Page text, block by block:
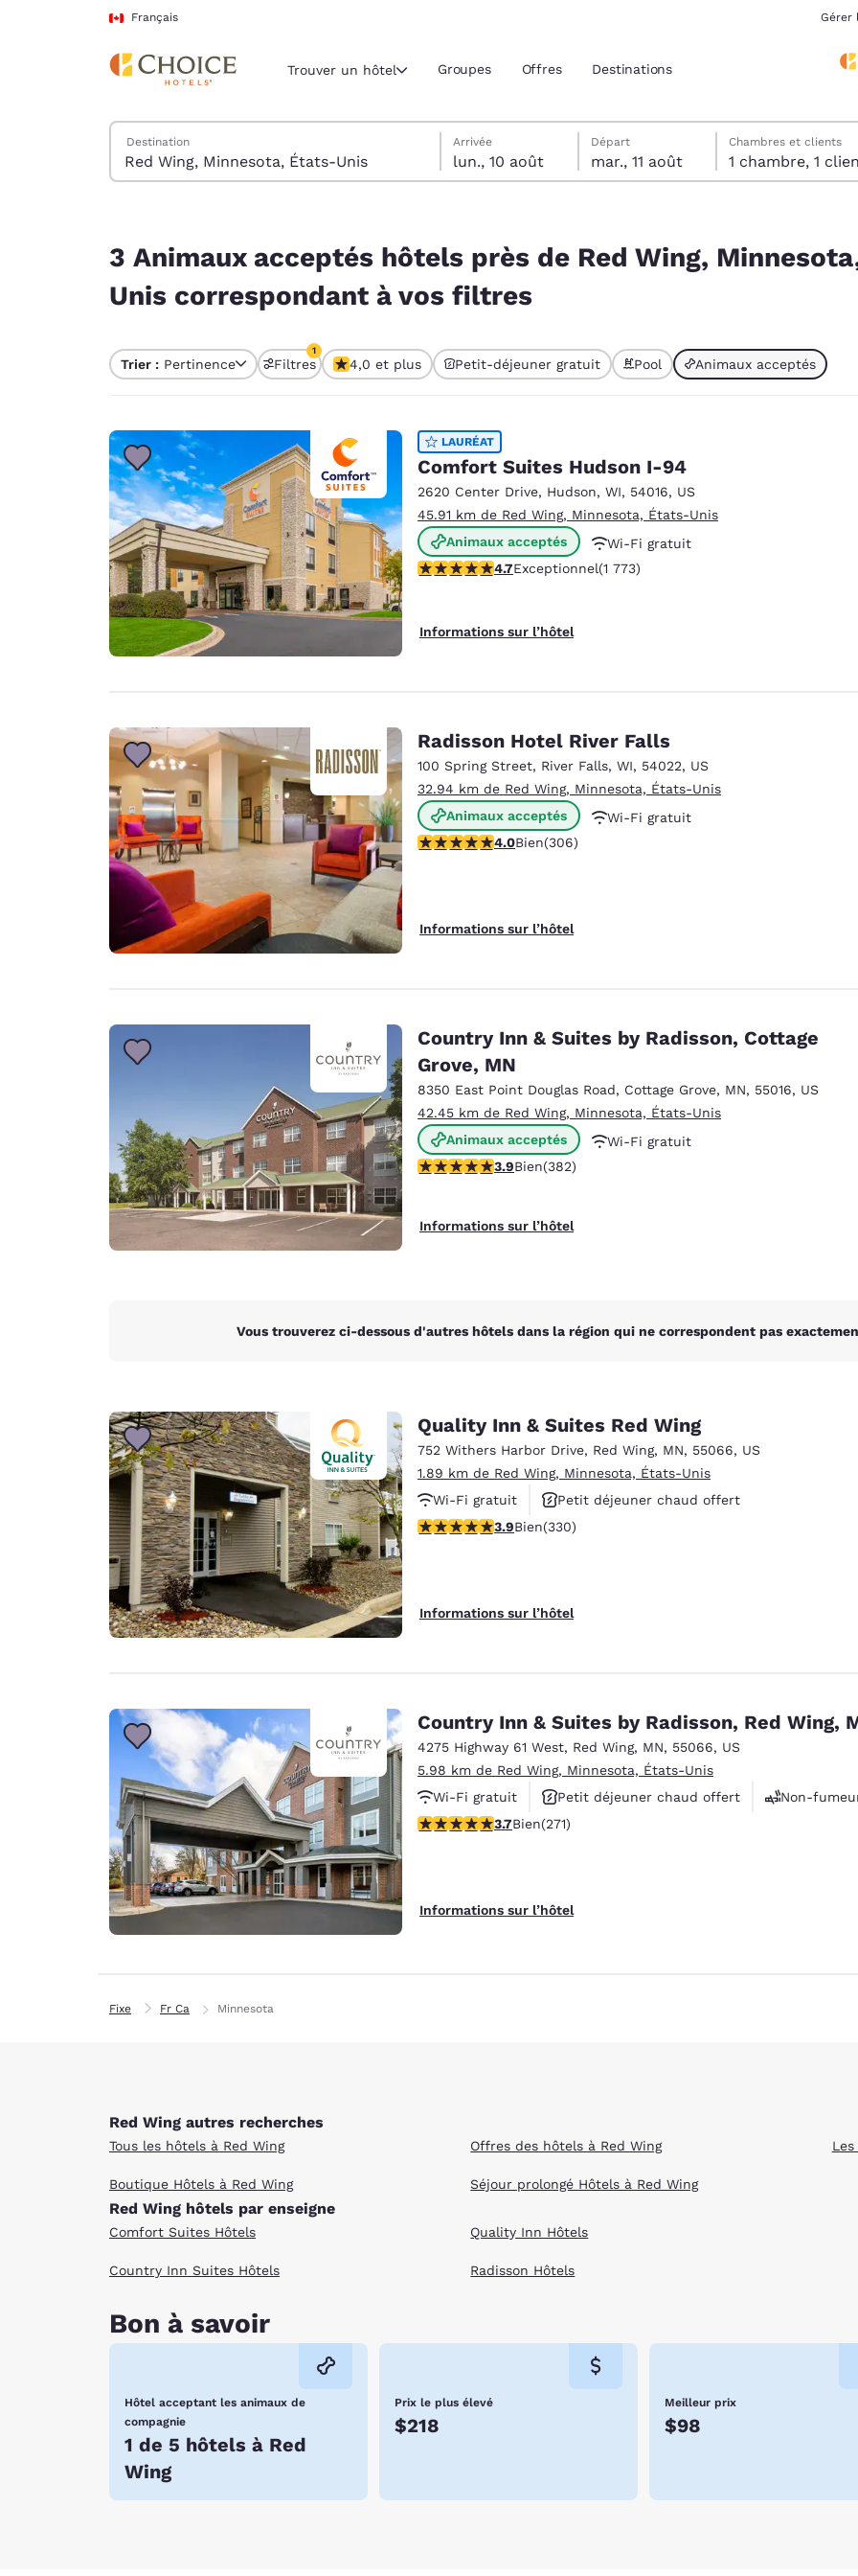
Passer à Contenu Principal
Français
Région et emplacement actuels
Amériques
United States
América Latina Latin America Canada
Canada
Europe
Deutschland
Deutsch
Germany
English
Spain
English
Asie-Pacifique
Australia
English
India
English
Gérer
Trouver un hôtel Groupes Offres Destinations
Trouver des hôtels
Destination
lundi 10 août
Arrivée
lun., 10 août
mardi 11 août
Départ
mar., 11 août
Date de départ sélectionnée au mardi 11 août
Date d’arrivée sélectionnée au lundi 10 août
Chambres et clients
1 chambre, 1
3 Animaux acceptés hôtels près de Red Wing,
Unis correspondant à vos filtres
Trier : Pertinence Filtres
1
1 filtre actuellement sélectionné
4,0 et plus Petit-déjeuner gratuit Pool Animaux acceptés
LAURÉAT
Comfort Suites Hudson I-94
2620 Center Drive, Hudson, WI, 54016, US
45.91 km de Red Wing, Minnesota, États-Unis
Animaux acceptés
Wi-Fi gratuit
Petit déjeuner chaud offert
4.69 étoiles. Exceptionnel. 1773 commentaires
4.7Exceptionnel(1 773)
Informations sur l’hôtel
Radisson Hotel River Falls
100 Spring Street, River Falls, WI, 54022, US
32.94 km de Red Wing, Minnesota, États-Unis
Animaux acceptés
Wi-Fi gratuit
Petit déjeuner chaud offert
3.95 étoiles. Bien. 306 commentaires
4.0Bien(306)
Informations sur l’hôtel
Country Inn & Suites by Radisson, Cottage
Grove, MN
8350 East Point Douglas Road, Cottage Grove, MN, 55016, US
42.45 km de Red Wing, Minnesota, États-Unis
Animaux acceptés
Wi-Fi gratuit
Petit déjeuner chaud offert
3.9 étoiles. Bien. 382 commentaires
3.9Bien(382)
Informations sur l’hôtel
Vous trouverez ci-dessous d'autres hôtels dans la région qui ne correspondent pas
Quality Inn & Suites Red Wing
752 Withers Harbor Drive, Red Wing, MN, 55066, US
1.89 km de Red Wing, Minnesota, États-Unis
Wi-Fi gratuit
Petit déjeuner chaud offert
Centre de conditionnement physique
3.94 étoiles. Bien. 330 commentaires
3.9Bien(330)
Informations sur l’hôtel
Country Inn & Suites by Radisson, Red Wing,
4275 Highway 61 West, Red Wing, MN, 55066, US
5.98 km de Red Wing, Minnesota, États-Unis
Wi-Fi gratuit
Petit déjeuner chaud offert
Non-
3.69 étoiles. Bien. 271 commentaires
3.7Bien(271)
Informations sur l’hôtel
Fixe Fr Ca Minnesota
Red Wing autres recherches
Tous les hôtels à Red Wing
Boutique Hôtels à Red Wing
Offres des hôtels à Red Wing
Séjour prolongé Hôtels à Red Wing
Red Wing hôtels par enseigne
Comfort Suites Hôtels
Country Inn Suites Hôtels
Quality Inn Hôtels
Radisson Hôtels
Bon à savoir
Hôtel acceptant les animaux de
compagnie
1 de 5 hôtels à Red
Wing
Prix le plus élevé
$218
Meilleur prix
$98